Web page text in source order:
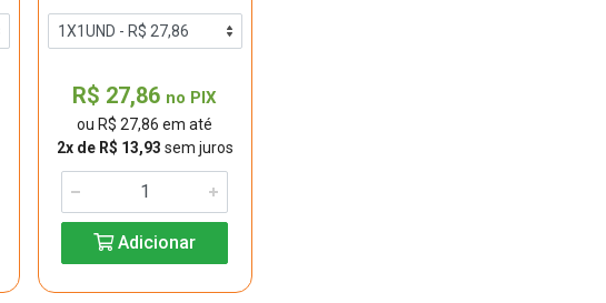
R$ 27,86 no PIX
ou R$ 27,86 em até
2x de R$ 13,93 sem juros
Adicionar